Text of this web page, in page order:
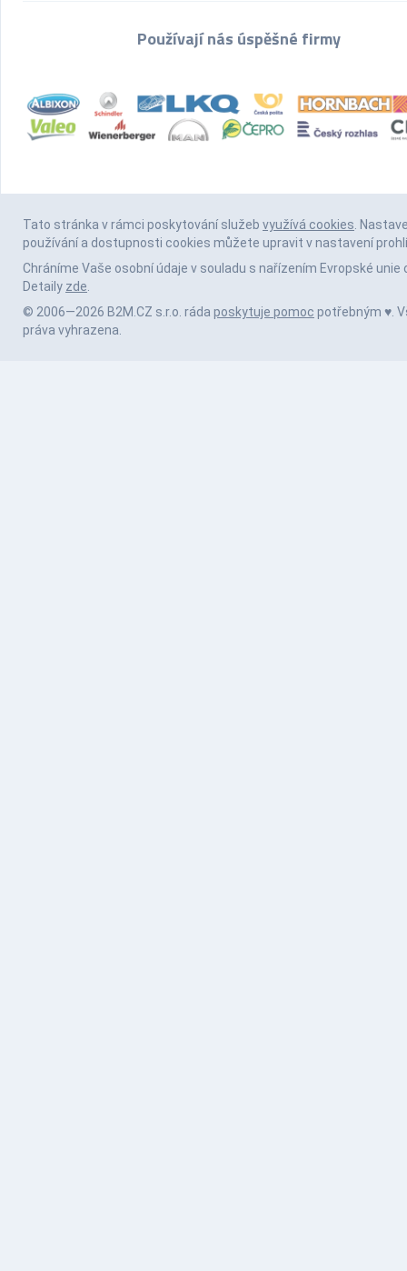
Používají nás úspěšné firmy
Tato stránka v rámci poskytování služeb využívá cookies.
používání a dostupnosti cookies můžete upravit v nastavení
Chráníme Vaše osobní údaje v souladu s nařízením Evropské unie
Detaily zde.
© 2006—2026 B2M.CZ s.r.o. ráda poskytuje pomoc potřebným ♥️.
práva vyhrazena.